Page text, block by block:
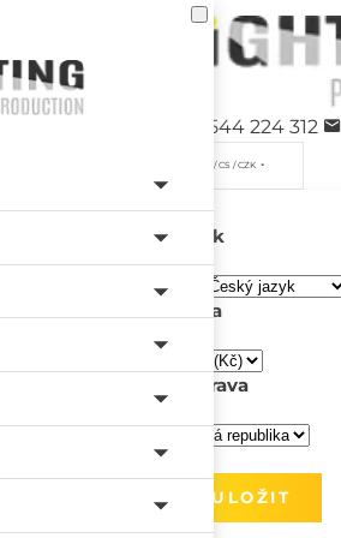
+420 544 224 312
/ CS / CZK
Jazyk
Měna
Doprava